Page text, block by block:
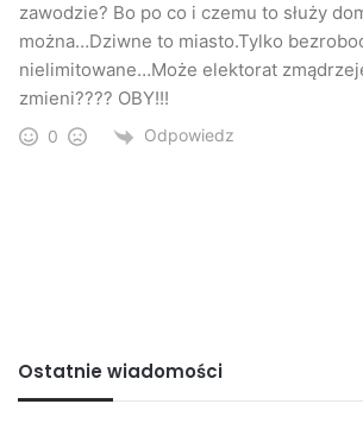
zawodzie? Bo po co i czemu to służy
można…Dziwne to miasto.Tylko
nielimitowane…Może elektorat
zmieni???? OBY!!!
0 Odpowiedz
Ostatnie wiadomości